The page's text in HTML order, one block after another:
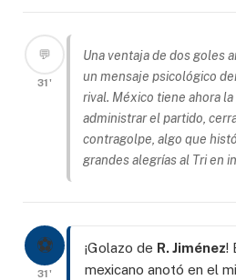
💬
31'
Una ventaja de dos goles
un mensaje psicológico
rival. México tiene ahora
administrar el partido,
contragolpe, algo que
grandes alegrías al Tri en
⚽
31'
¡Golazo de R. Jiménez!
mexicano anotó en el